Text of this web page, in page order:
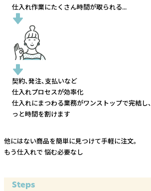
仕入れ作業にたくさん時間が取られる...
契約、発注、支払いなど
仕入れプロセスが効率化
仕入れにまつわる業務がワンストップで完結し、
っと時間を割けます
他にはない商品を簡単に見つけて手軽に注文。
もう仕入れで 悩む必要なし
Steps